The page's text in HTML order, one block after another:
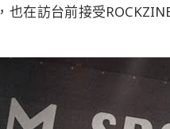
也在訪台前接受